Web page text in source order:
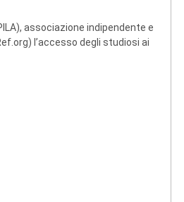
associazione indipendente e
l’accesso degli studiosi ai